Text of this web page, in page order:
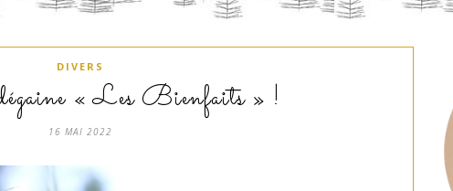
DIVERS
« Les Bienfaits » !
16 MAI 2022